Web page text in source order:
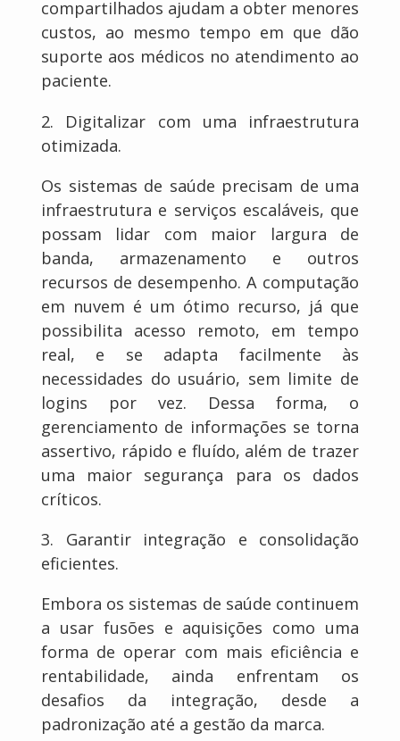
compartilhados ajudam a obter menores
custos, ao mesmo tempo em que dão
suporte aos médicos no atendimento ao
paciente.
2. Digitalizar com uma infraestrutura
otimizada.
Os sistemas de saúde precisam de uma
infraestrutura e serviços escaláveis, que
possam lidar com maior largura de
banda, armazenamento e outros
recursos de desempenho. A computação
em nuvem é um ótimo recurso, já que
possibilita acesso remoto, em tempo
real, e se adapta facilmente às
necessidades do usuário, sem limite de
logins por vez. Dessa forma, o
gerenciamento de informações se torna
assertivo, rápido e fluído, além de trazer
uma maior segurança para os dados
críticos.
3. Garantir integração e consolidação
eficientes.
Embora os sistemas de saúde continuem
a usar fusões e aquisições como uma
forma de operar com mais eficiência e
rentabilidade, ainda enfrentam os
desafios da integração, desde a
padronização até a gestão da marca.